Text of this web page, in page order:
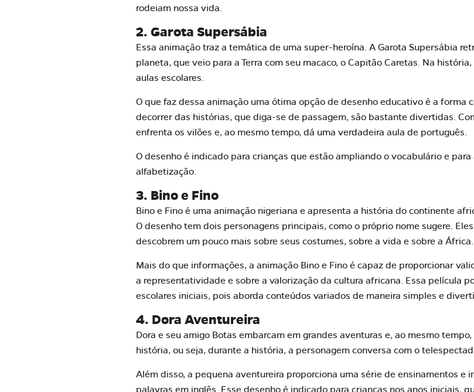
rodeiam nossa vida.
2. Garota Supersábia
Essa animação traz a temática de uma super-heroína. A Garota Supersábia
planeta, que veio para a Terra com seu macaco, o Capitão Caretas. Na
aulas escolares.
O que faz dessa animação uma ótima opção de desenho educativo é a forma
decorrer das histórias, que diga-se de passagem, são bastante divertidas.
enfrenta os vilões e, ao mesmo tempo, dá uma verdadeira aula de português
O desenho é indicado para crianças que estão ampliando o vocabulário e
alfabetização.
3. Bino e Fino
Bino e Fino é uma animação nigeriana e apresenta a história do continente
O desenho tem dois personagens principais, como o próprio nome sugere.
descobrem um pouco mais sobre seus costumes, sobre a vida e sobre a África.
Mais do que informações, a animação Bino e Fino é capaz de proporcionar
a representatividade e sobre a valorização da cultura africana. Essa película
escolares iniciais, pois aborda conteúdos variados de maneira simples e
4. Dora Aventureira
Dora e seu amigo Botas embarcam em grandes aventuras e, ao mesmo
história, ou seja, durante a história, a personagem conversa com o
Além disso, a pequena aventureira proporciona uma série de ensinamentos e
palavras em inglês. Esse desenho é indicado para crianças nos anos iniciais,